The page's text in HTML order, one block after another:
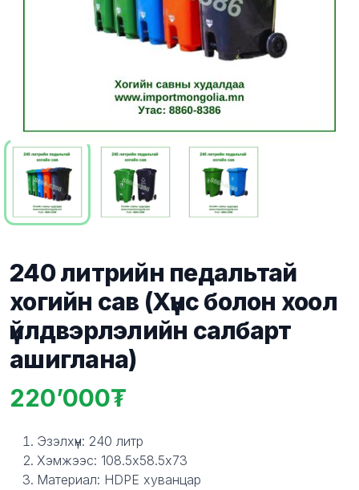
240 литрийн педальтай
хогийн сав (Хүнс болон хоол
үйлдвэрлэлийн салбарт
ашиглана)
Product information
220’000
Description
Эзэлхүүн: 240 литр
Хэмжээс: 108.5х58.5х73
Материал: HDPE хуванцар